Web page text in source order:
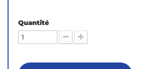
Quantité